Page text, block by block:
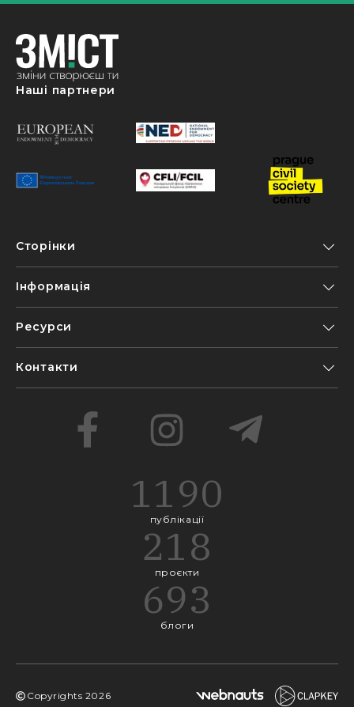
Наші партнери
Сторінки
Інформація
Ресурси
Контакти
1190
публікації
218
проєкти
693
блоги
Copyrights 2026